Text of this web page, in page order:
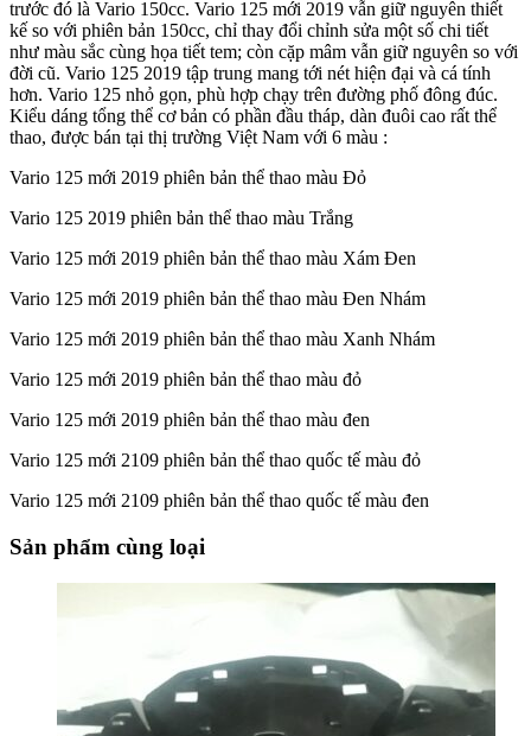
trước đó là Vario 150cc. Vario 125 mới 2019 vẫn giữ nguyên thiết
kế so với phiên bản 150cc, chỉ thay đổi chỉnh sửa một số chi tiết
như màu sắc cùng họa tiết tem; còn cặp mâm vẫn giữ nguyên so với
đời cũ. Vario 125 2019 tập trung mang tới nét hiện đại và cá tính
hơn. Vario 125 nhỏ gọn, phù hợp chạy trên đường phố đông đúc.
Kiểu dáng tổng thể cơ bản có phần đầu tháp, dàn đuôi cao rất thể
thao, được bán tại thị trường Việt Nam với 6 màu :
Vario 125 mới 2019 phiên bản thể thao màu Đỏ
Vario 125 2019 phiên bản thể thao màu Trắng
Vario 125 mới 2019 phiên bản thể thao màu Xám Đen
Vario 125 mới 2019 phiên bản thể thao màu Đen Nhám
Vario 125 mới 2019 phiên bản thể thao màu Xanh Nhám
Vario 125 mới 2019 phiên bản thể thao màu đỏ
Vario 125 mới 2019 phiên bản thể thao màu đen
Vario 125 mới 2109 phiên bản thể thao quốc tế màu đỏ
Vario 125 mới 2109 phiên bản thể thao quốc tế màu đen
Sản phẩm cùng loại